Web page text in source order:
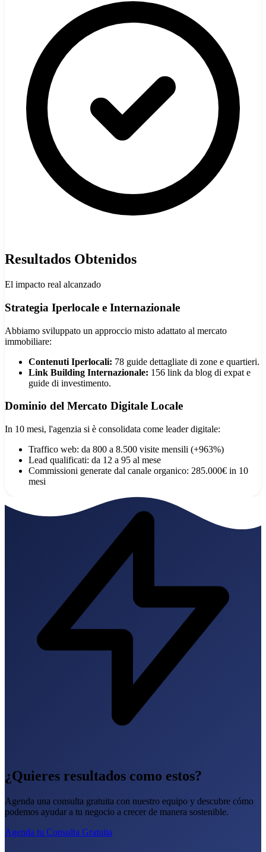
Resultados Obtenidos
El impacto real alcanzado
Strategia Iperlocale e Internazionale
Abbiamo sviluppato un approccio misto adattato al mercato
immobiliare:
Contenuti Iperlocali: 78 guide dettagliate di zone e quartieri.
Link Building Internazionale: 156 link da blog di expat e
guide di investimento.
Dominio del Mercato Digitale Locale
In 10 mesi, l'agenzia si è consolidata come leader digitale:
Traffico web: da 800 a 8.500 visite mensili (+963%)
Lead qualificati: da 12 a 95 al mese
Commissioni generate dal canale organico: 285.000€ in 10
mesi
¿Quieres resultados como estos?
Agenda una consulta gratuita con nuestro equipo y descubre cómo
podemos ayudar a tu negocio a crecer de manera sostenible.
Agenda tu Consulta Gratuita